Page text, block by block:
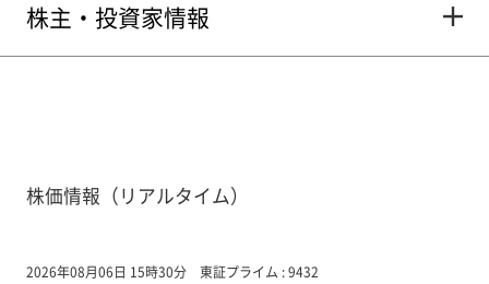
株主・投資家情報
株価情報（リアルタイム）
2026年08月06日 15時30分 東証プライム : 9432